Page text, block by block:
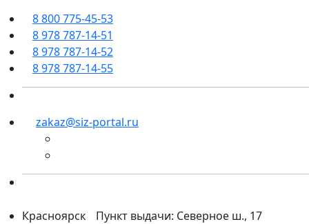
8 800 775-45-53
8 978 787-14-51
8 978 787-14-52
8 978 787-14-55
zakaz@siz-portal.ru
Красноярск Пункт выдачи: Северное ш., 17